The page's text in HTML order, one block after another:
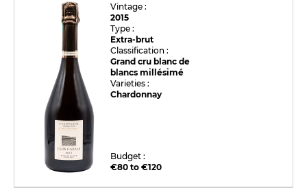
Vintage :
2015
Type :
Extra-brut
Classification :
Grand cru blanc de
blancs millésimé
Varieties :
Chardonnay
Budget :
€80 to €120